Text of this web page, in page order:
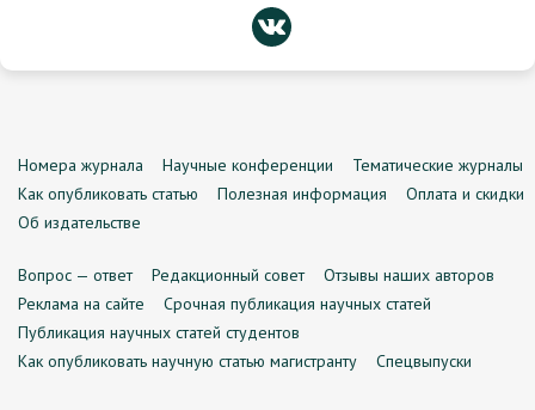
Номера журнала Научные конференции
Тематические журналы
Как опубликовать статью
Полезная информация
Оплата и скидки
Об издательстве
Вопрос — ответ Редакционный совет
Отзывы наших авторов
Реклама на сайте
Срочная публикация научных статей
Публикация научных статей студентов
Как опубликовать научную статью магистранту
Спецвыпуски